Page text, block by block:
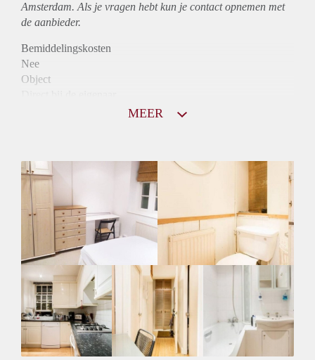
Amsterdam. Als je vragen hebt kun je contact opnemen met
de aanbieder.
Bemiddelingskosten
Nee
Object
Huurtoeslag
Mogelijk
Inkomen eis
N.V.T.
Huurtermijn
Onbepaalde termijn
Oplevering
Kaal
MEER